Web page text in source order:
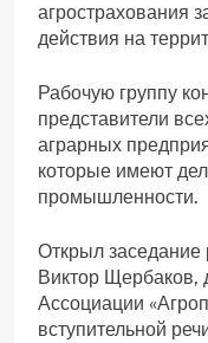
агрострахования
действия на
Рабочую группу
представители
аграрных
которые имеют
промышленности.
Открыл
Виктор Щербаков,
Ассоциации
вступительной